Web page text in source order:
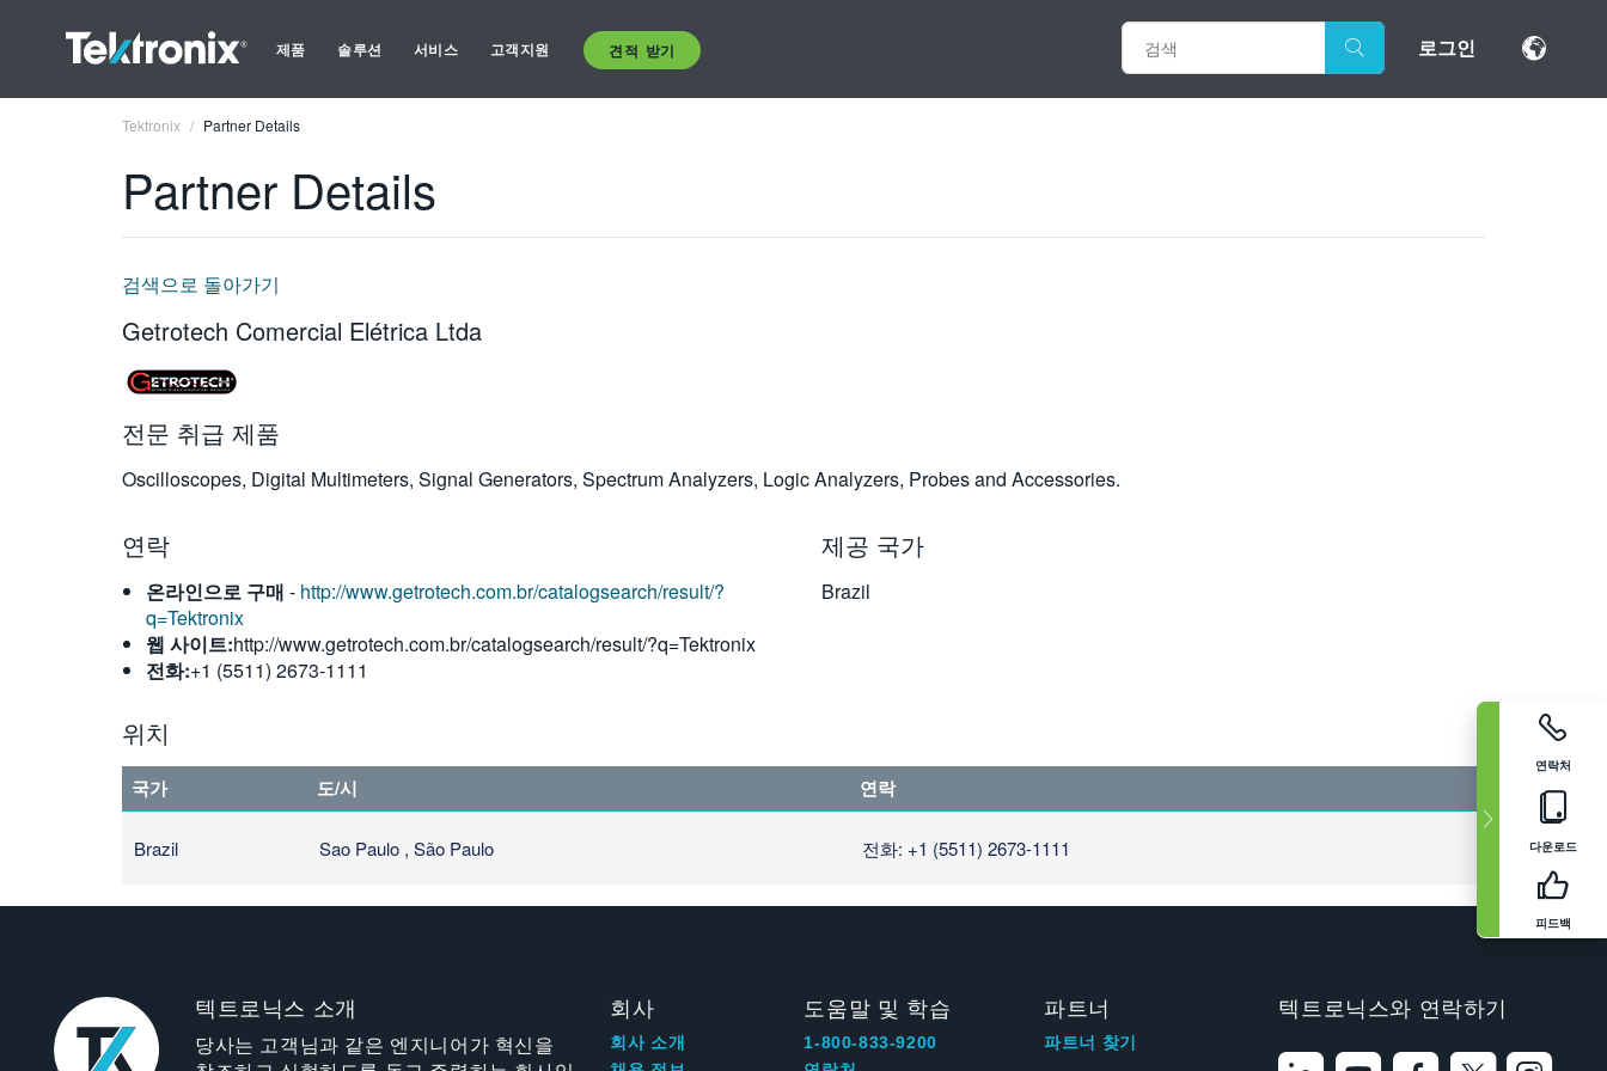
제품 솔루션 서비스 고객지원 견적 받기 로그인
연락처
다운로드
피드백
Tektronix Partner Details
Partner Details
검색으로 돌아가기
Getrotech Comercial Elétrica Ltda
전문 취급 제품
Oscilloscopes, Digital Multimeters, Signal Generators, Spectrum Analyzers, Logic Analyzers, Probes and Accessories.
연락
온라인으로 구매 - http://www.getrotech.com.br/catalogsearch/result/?
q=Tektronix
웹 사이트:http://www.getrotech.com.br/catalogsearch/result/?q=Tektronix
전화:+1 (5511) 2673-1111
제공 국가
Brazil
위치
국가 도/시 연락
Brazil Sao Paulo , São Paulo 전화: +1 (5511) 2673-1111
텍트로닉스 소개
당사는 고객님과 같은 엔지니어가 혁신을
회사
회사 소개
도움말 및 학습
1-800-833-9200
파트너
파트너 찾기
텍트로닉스와 연락하기